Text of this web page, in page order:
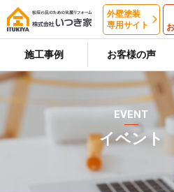
外壁塗装
専用サイト
施工事例 お客様の声
EVENT
イベント